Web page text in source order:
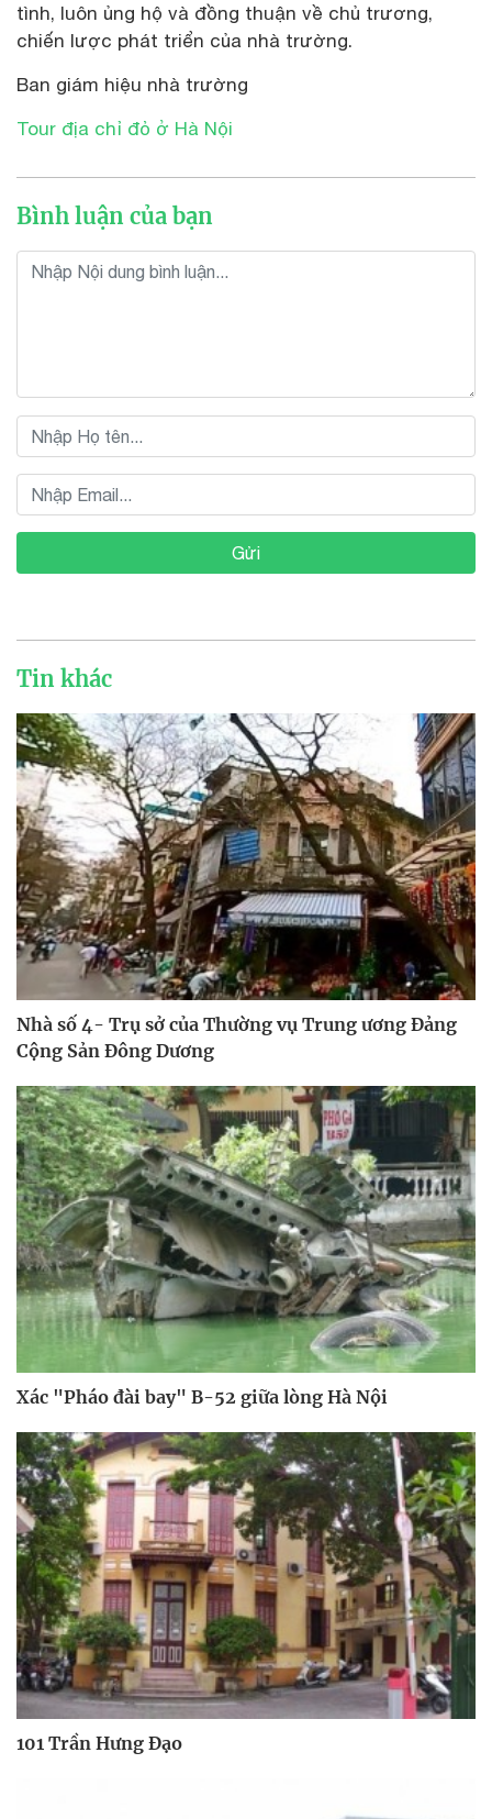
tình, luôn ủng hộ và đồng thuận về chủ trương,
chiến lược phát triển của nhà trường.
Ban giám hiệu nhà trường
Tour địa chỉ đỏ ở Hà Nội
Bình luận của bạn
Gửi
Tin khác
Nhà số 4- Trụ sở của Thường vụ Trung ương Đảng
Cộng Sản Đông Dương
Xác "Pháo đài bay" B-52 giữa lòng Hà Nội
101 Trần Hưng Đạo